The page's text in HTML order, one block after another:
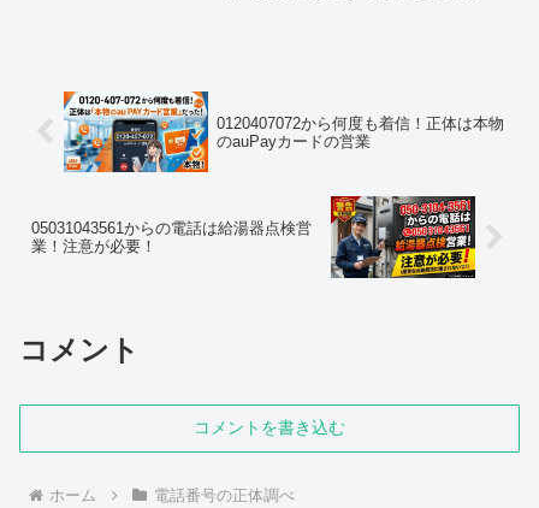
0120407072から何度も着信！正体は本物
のauPayカードの営業
05031043561からの電話は給湯器点検営
業！注意が必要！
コメント
コメントを書き込む
ホーム 電話番号の正体調べ